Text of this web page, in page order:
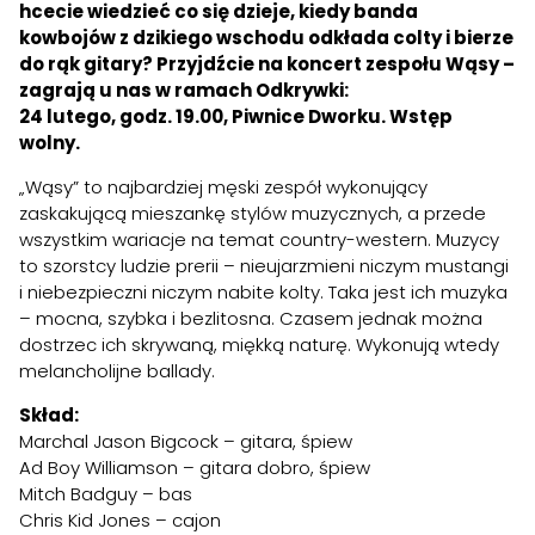
hcecie wiedzieć co się dzieje, kiedy banda
kowbojów z dzikiego wschodu odkłada colty i bierze
do rąk gitary? Przyjdźcie na koncert zespołu Wąsy –
zagrają u nas w ramach Odkrywki:
24 lutego, godz. 19.00, Piwnice Dworku. Wstęp
wolny.
„Wąsy” to najbardziej męski zespół wykonujący
zaskakującą mieszankę stylów muzycznych, a przede
wszystkim wariacje na temat country-western. Muzycy
to szorstcy ludzie prerii – nieujarzmieni niczym mustangi
i niebezpieczni niczym nabite kolty. Taka jest ich muzyka
– mocna, szybka i bezlitosna. Czasem jednak można
dostrzec ich skrywaną, miękką naturę. Wykonują wtedy
melancholijne ballady.
Skład:
Marchal Jason Bigcock – gitara, śpiew
Ad Boy Williamson – gitara dobro, śpiew
Mitch Badguy – bas
Chris Kid Jones – cajon